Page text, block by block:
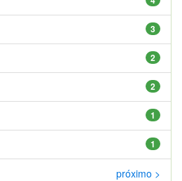
3
2
2
1
1
próximo >